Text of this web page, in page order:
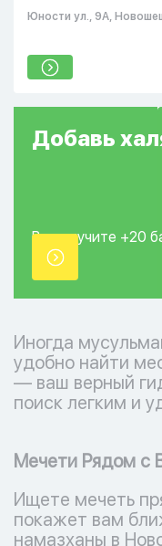
Юности ул., 9А,
Добавь
Вы получите +20
точки.
Иногда
удобно найти
— ваш верный
поиск легким и
Мечети Рядом с
Ищете мечеть
покажет вам
намазханы в